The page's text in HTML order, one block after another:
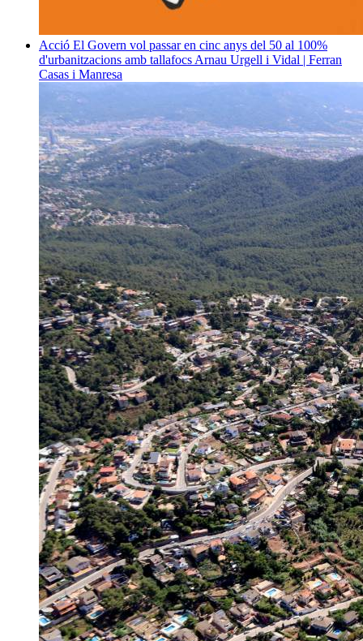
Acció El Govern vol passar en cinc anys del 50 al 100%
d'urbanitzacions amb tallafocs Arnau Urgell i Vidal | Ferran
Casas i Manresa